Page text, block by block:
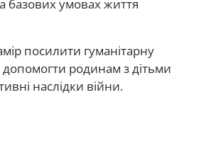
базових умовах життя
посилити гуманітарну
родинам з дітьми
наслідки війни.